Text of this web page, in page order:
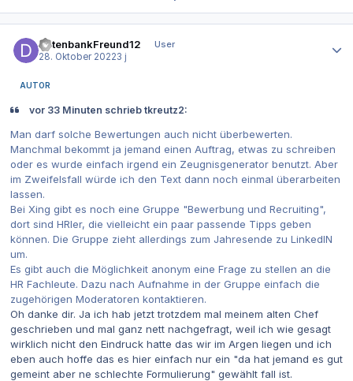
DatenbankFreund12
User
28. Oktober 20223 j
AUTOR
vor 33 Minuten schrieb tkreutz2:
Man darf solche Bewertungen auch nicht überbewerten.
Manchmal bekommt ja jemand einen Auftrag, etwas zu schreiben
oder es wurde einfach irgend ein Zeugnisgenerator benutzt. Aber
im Zweifelsfall würde ich den Text dann noch einmal überarbeiten
lassen.
Bei Xing gibt es noch eine Gruppe "Bewerbung und Recruiting",
dort sind HRler, die vielleicht ein paar passende Tipps geben
können. Die Gruppe zieht allerdings zum Jahresende zu LinkedIN
um.
Es gibt auch die Möglichkeit anonym eine Frage zu stellen an die
HR Fachleute. Dazu nach Aufnahme in der Gruppe einfach die
zugehörigen Moderatoren kontaktieren.
Oh danke dir. Ja ich hab jetzt trotzdem mal meinem alten Chef
geschrieben und mal ganz nett nachgefragt, weil ich wie gesagt
wirklich nicht den Eindruck hatte das wir im Argen liegen und ich
eben auch hoffe das es hier einfach nur ein "da hat jemand es gut
gemeint aber ne schlechte Formulierung" gewählt fall ist.